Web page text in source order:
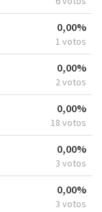
0,00%
1 votos
0,00%
2 votos
0,00%
18 votos
0,00%
3 votos
0,00%
3 votos